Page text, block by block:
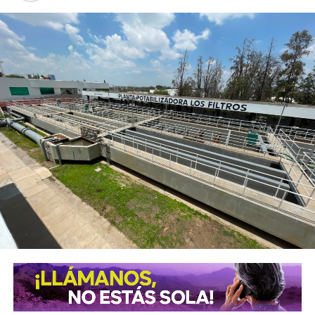
capacitación en áreas como belleza, costura, bisutería,
carpintería, herrería, electricidad, computación, danza y
actividades deportivas, que les permitan incorporarse al
mercado laboral, emprender un negocio propio o
perfeccionar conocimientos que ya poseen.
El alcalde señaló que el objetivo es que los soledenses
encuentren en esteCentroun lugar donde puedan
prepararse, perfeccionar sus habilidades y abrir nuevas
oportunidades para salir adelante. “Aquí generamos áreas
de oportunidad para que la gente pueda aprender un oficio,
conseguir un empleo o iniciar su propio negocio, en un
espacio digno, moderno y equipado con herramientas,
maquinaria y tecnología de primer nivel, con áreas amplias
diseñadas específicamente para cada actividad, donde